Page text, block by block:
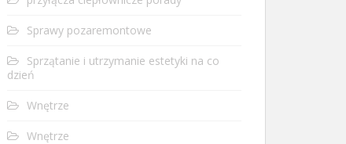
Sprawy pozaremontowe
Sprzątanie i utrzymanie estetyki na co
dzień
Wnętrze
Wnętrze